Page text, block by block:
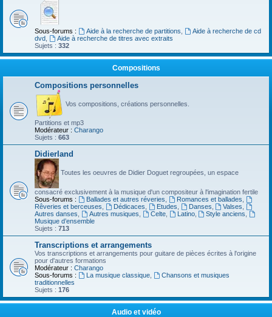
Sous-forums : Aide à la recherche de partitions
Aide à recherche de cd
dvd
Aide à recherche de titres avec extraits
Sujets : 332
Compositions
Compositions personnelles
Vos compositions, créations personnelles.
Partitions et mp3
Modérateur : Charango
Sujets : 663
Didierland
Toutes les oeuvres de Didier Doguet regroupées, un espace
consacré exclusivement à la musique d'un compositeur à l'imagination fertile
Sous-forums :
Ballades et autres réveries Romances et ballades
Rêveries et berceuses
Dédicaces Etudes Danses Valses
Autres danses
Autres musiques Celte, Latino, Style anciens
Musique d’ensemble
Sujets : 713
Transcriptions et arrangements
Vos transcriptions et arrangements pour guitare de pièces écrites à l'origine
pour d'autres formations
Modérateur : Charango
Sous-forums :
La musique classique,
Chansons et musiques
traditionnelles
Sujets : 176
Audio et vidéo